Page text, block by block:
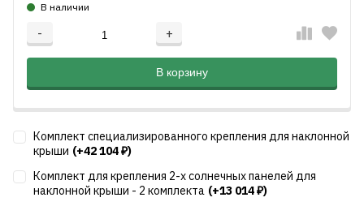
В наличии
- +
Добавляется...
В корзину
Добавлен
Комплект специализированного крепления для наклонной
крыши (+42 104 ₽)
Комплект для крепления 2-х солнечных панелей для
наклонной крыши - 2 комплекта (+13 014 ₽)